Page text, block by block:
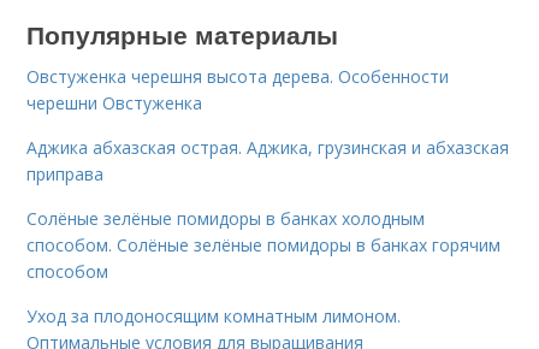
Популярные материалы
Овстуженка черешня высота дерева. Особенности
черешни Овстуженка
Аджика абхазская острая. Аджика, грузинская и абхазская
приправа
Солёные зелёные помидоры в банках холодным
способом. Солёные зелёные помидоры в банках горячим
способом
Уход за плодоносящим комнатным лимоном.
Оптимальные условия для выращивания